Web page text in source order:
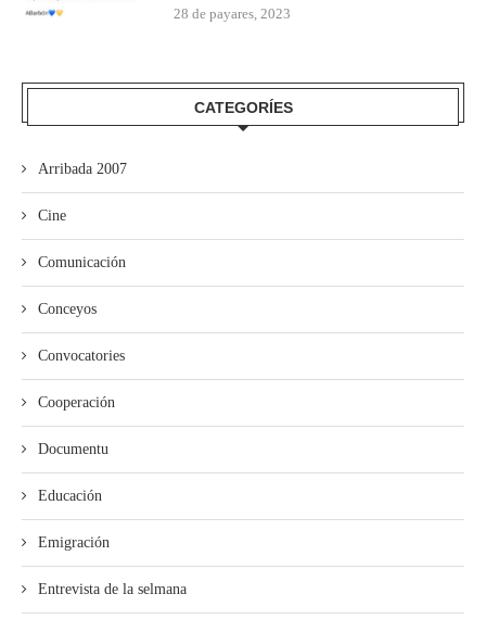
28 de payares, 2023
CATEGORÍES
Arribada 2007
Cine
Comunicación
Conceyos
Convocatories
Cooperación
Documentu
Educación
Emigración
Entrevista de la selmana